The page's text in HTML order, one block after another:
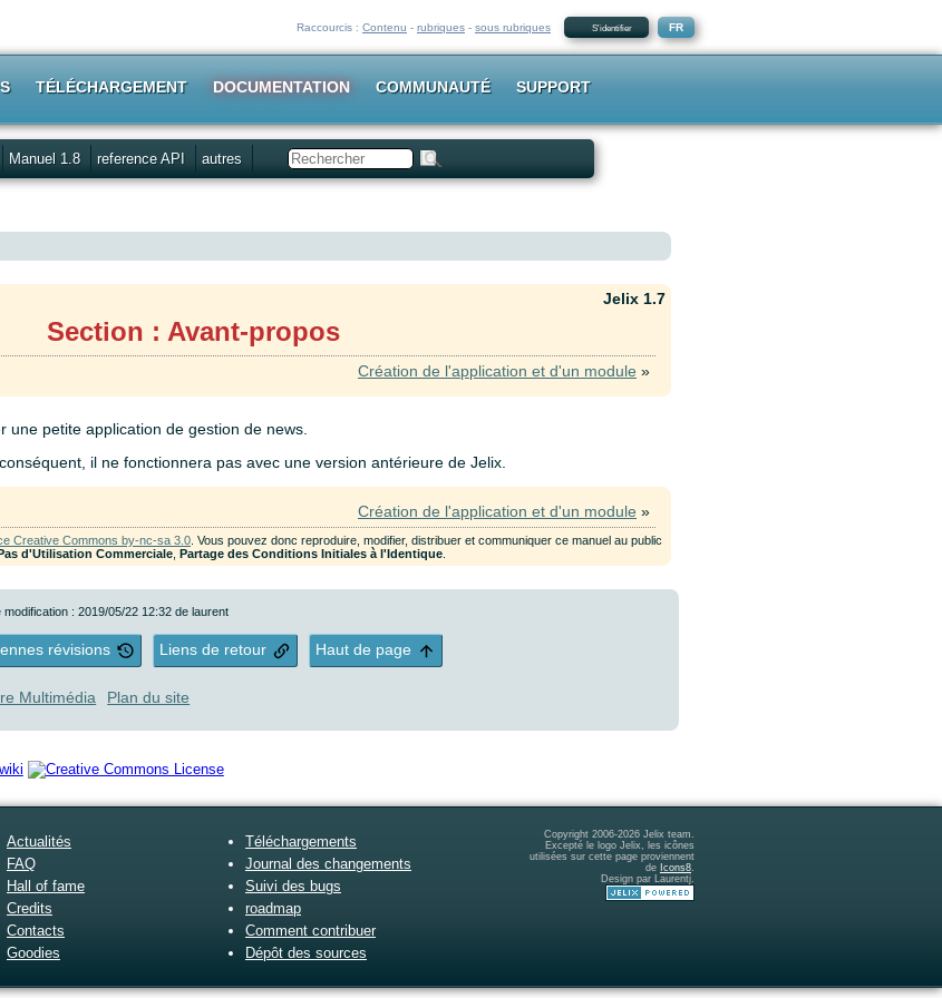
Raccourcis : Contenu - rubriques - sous rubriques S'identifier FR
TÉLÉCHARGEMENT DOCUMENTATION COMMUNAUTÉ SUPPORT
Manuel 1.8 reference API autresRechercher
Jelix 1.7
Section : Avant-propos
Création de l'application et d'un module »
petite application de gestion de news.
conséquent, il ne fonctionnera pas avec une version antérieure de Jelix.
Création de l'application et d'un module »
Creative Commons by-nc-sa 3.0 . Vous pouvez donc reproduire, modifier, distribuer et communiquer ce manuel au public
d'Utilisation Commerciale ,Partage des Conditions Initiales à l'Identique
modification : 2019/05/22 12:32 delaurent
révisions Liens de retour Haut de page
Multimédia Plan du site
Actualités
FAQ
Hall of fame
Credits
Contacts
Goodies
Téléchargements
Journal des changements
Suivi des bugs
roadmap
Comment contribuer
Dépôt des sources
Copyright 2006-2026 Jelix team.
Excepté le logo Jelix, les icônes
utilisées sur cette page proviennent
de Icons8.
Design par Laurentj.